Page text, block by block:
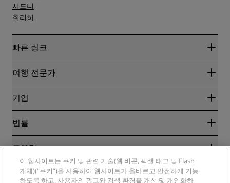
시드니
취리히
빠른 링크
Radisson Rewards
블로그
여행지
Radisson Hotels APP
Sports Approved 호텔
가족 친화적 호텔
건강 및 안전
여행 전문가
파트너
기업
Radisson Hotel Group
RHG 채용
EHL 채용
The Club by RHG
법률
개인정보 고지
법적 고지
Radisson Rewards 이용 약관
사이트 사용 계약
도움말
소비자 경고
소셜 미디어
이 웹사이트는 쿠키 및 관련 기술(웹 비콘, 픽셀 태그 및 Flash
개체)(“쿠키”)을 사용하여 웹사이트가 올바르고 안전하게 기능
하도록 하고, 사용자의 광고와 검색 환경을 개선 및 개인화하